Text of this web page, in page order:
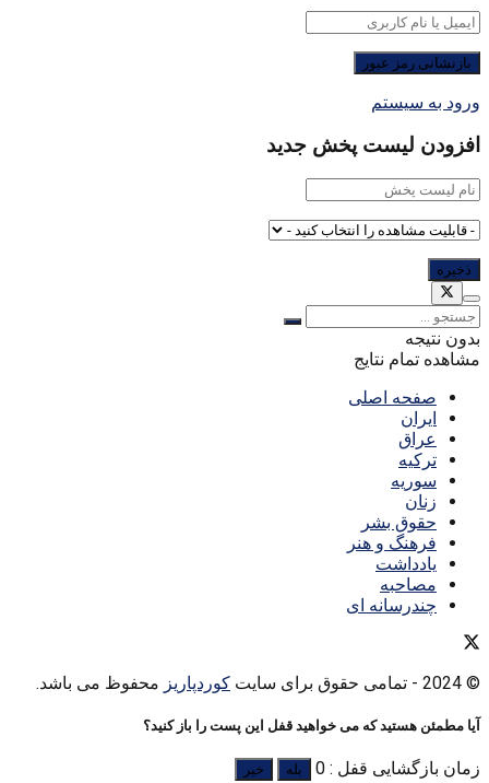
ورود به سیستم
افزودن لیست پخش جدید
بدون نتیجه
مشاهده تمام نتایج
صفحه اصلی
ایران
عراق
ترکیه
سوریه
زنان
حقوق بشر
فرهنگ و هنر
یادداشت
مصاحبه
چندرسانه ای
© 2024 - تمامی حقوق برای سایت کوردپاریز محفوظ می باشد.
آیا مطمئن هستید که می خواهید قفل این پست را باز کنید؟
زمان بازگشایی قفل : 0 بله خیر